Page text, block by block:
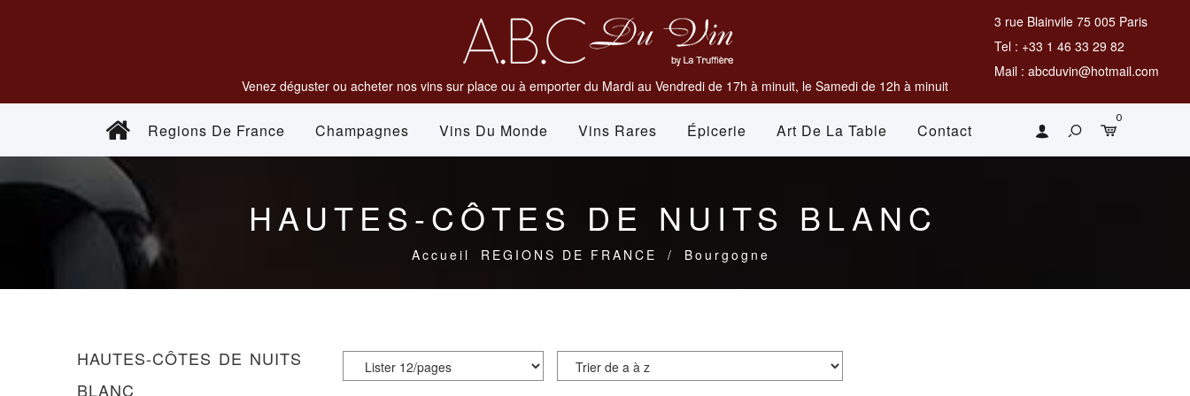
3 rue Blainvile 75 005 Paris
Tel : +33 1 46 33 29 82
Mail : abcduvin@hotmail.com
Venez déguster ou acheter nos vins sur place ou à emporter du Mardi au Vendredi de 17h à minuit, le Samedi de 12h à minuit
Regions De France Champagnes Vins Du Monde Vins Rares Épicerie Art De La Table Contact
0
HAUTES-CÔTES DE NUITS BLANC
Accueil REGIONS DE FRANCE / Bourgogne
HAUTES-CÔTES DE NUITS
BLANC